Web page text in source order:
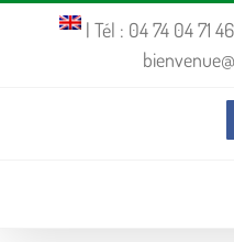
| Tél : 04 74 04 71